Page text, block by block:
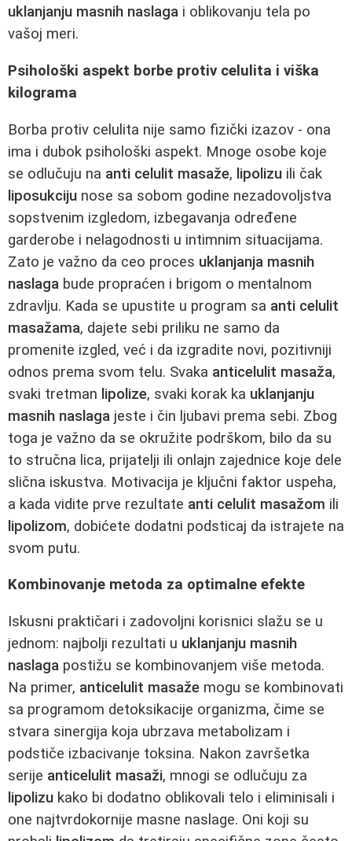
uklanjanju masnih naslaga i oblikovanju tela po
vašoj meri.
Psihološki aspekt borbe protiv celulita i viška
kilograma
Borba protiv celulita nije samo fizički izazov - ona
ima i dubok psihološki aspekt. Mnoge osobe koje
se odlučuju na anti celulit masaže, lipolizu ili čak
liposukciju nose sa sobom godine nezadovoljstva
sopstvenim izgledom, izbegavanja određene
garderobe i nelagodnosti u intimnim situacijama.
Zato je važno da ceo proces uklanjanja masnih
naslaga bude propraćen i brigom o mentalnom
zdravlju. Kada se upustite u program sa anti celulit
masažama, dajete sebi priliku ne samo da
promenite izgled, već i da izgradite novi, pozitivniji
odnos prema svom telu. Svaka anticelulit masaža,
svaki tretman lipolize, svaki korak ka uklanjanju
masnih naslaga jeste i čin ljubavi prema sebi. Zbog
toga je važno da se okružite podrškom, bilo da su
to stručna lica, prijatelji ili onlajn zajednice koje dele
slična iskustva. Motivacija je ključni faktor uspeha,
a kada vidite prve rezultate anti celulit masažom ili
lipolizom, dobićete dodatni podsticaj da istrajete na
svom putu.
Kombinovanje metoda za optimalne efekte
Iskusni praktičari i zadovoljni korisnici slažu se u
jednom: najbolji rezultati u uklanjanju masnih
naslaga postižu se kombinovanjem više metoda.
Na primer, anticelulit masaže mogu se kombinovati
sa programom detoksikacije organizma, čime se
stvara sinergija koja ubrzava metabolizam i
podstiče izbacivanje toksina. Nakon završetka
serije anticelulit masaži, mnogi se odlučuju za
lipolizu kako bi dodatno oblikovali telo i eliminisali i
one najtvrdokornije masne naslage. Oni koji su